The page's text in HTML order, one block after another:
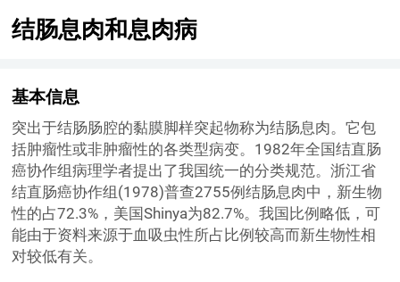
结肠息肉和息肉病
基本信息
突出于结肠肠腔的黏膜脚样突起物称为结肠息肉。它包
括肿瘤性或非肿瘤性的各类型病变。1982年全国结直肠
癌协作组病理学者提出了我国统一的分类规范。浙江省
结直肠癌协作组(1978)普查2755例结肠息肉中，新生物
性的占72.3%，美国Shinya为82.7%。我国比例略低，可
能由于资料来源于血吸虫性所占比例较高而新生物性相
对较低有关。